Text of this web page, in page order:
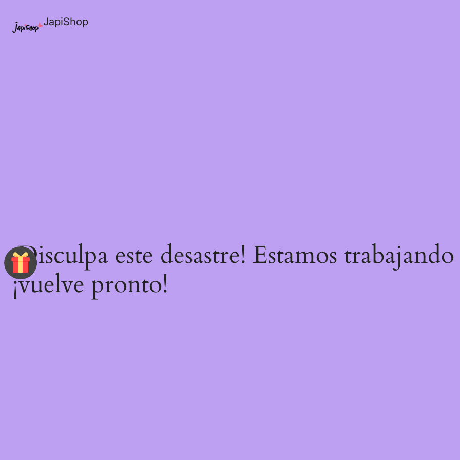
JapiShop
¡Disculpa este desastre! Estamos
¡vuelve pronto!